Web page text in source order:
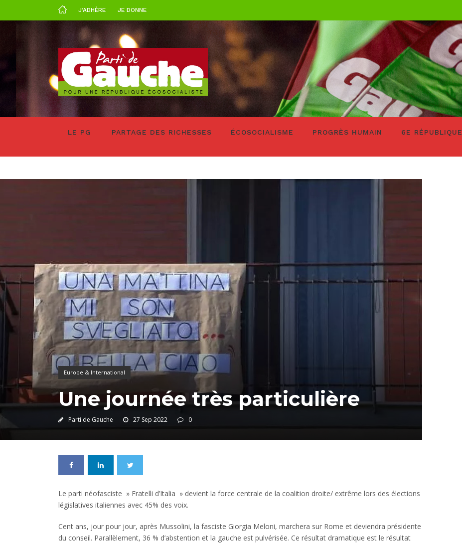
J’ADHÈRE JE DONNE
LE PG PARTAGE DES RICHESSES ÉCOSOCIALISME PROGRÈS HUMAIN 6E RÉPUBLIQUE
Europe & International
Une journée très particulière
Parti de Gauche 27 Sep 2022 0
Le parti néofasciste » Fratelli d’Italia » devient la force centrale de la coalition droite/ extrême lors des élections
législatives italiennes avec 45% des voix.
Cent ans, jour pour jour, après Mussolini, la fasciste Giorgia Meloni, marchera sur Rome et deviendra présidente
du conseil. Parallèlement, 36 % d’abstention et la gauche est pulvérisée. Ce résultat dramatique est le résultat